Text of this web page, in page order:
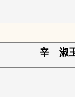
辛 淑